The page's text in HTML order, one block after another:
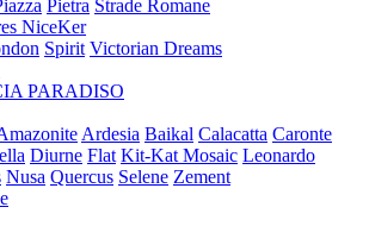
Pietra Strade Romane
NiceKer
Spirit Victorian Dreams
PARADISO
Ardesia Baikal Calacatta Caronte
Diurne Flat Kit-Kat Mosaic Leonardo
Nusa Quercus Selene Zement